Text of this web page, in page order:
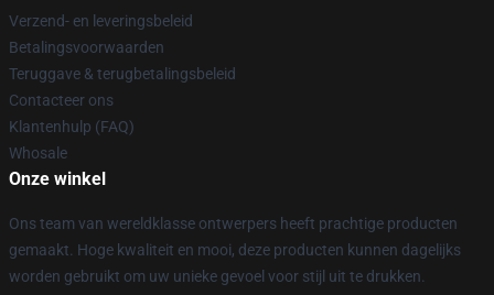
Verzend- en leveringsbeleid
Betalingsvoorwaarden
Teruggave & terugbetalingsbeleid
Contacteer ons
Klantenhulp (FAQ)
Whosale
Onze winkel
Ons team van wereldklasse ontwerpers heeft prachtige producten
gemaakt. Hoge kwaliteit en mooi, deze producten kunnen dagelijks
worden gebruikt om uw unieke gevoel voor stijl uit te drukken.